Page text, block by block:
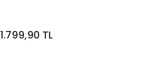
1.799,90 TL